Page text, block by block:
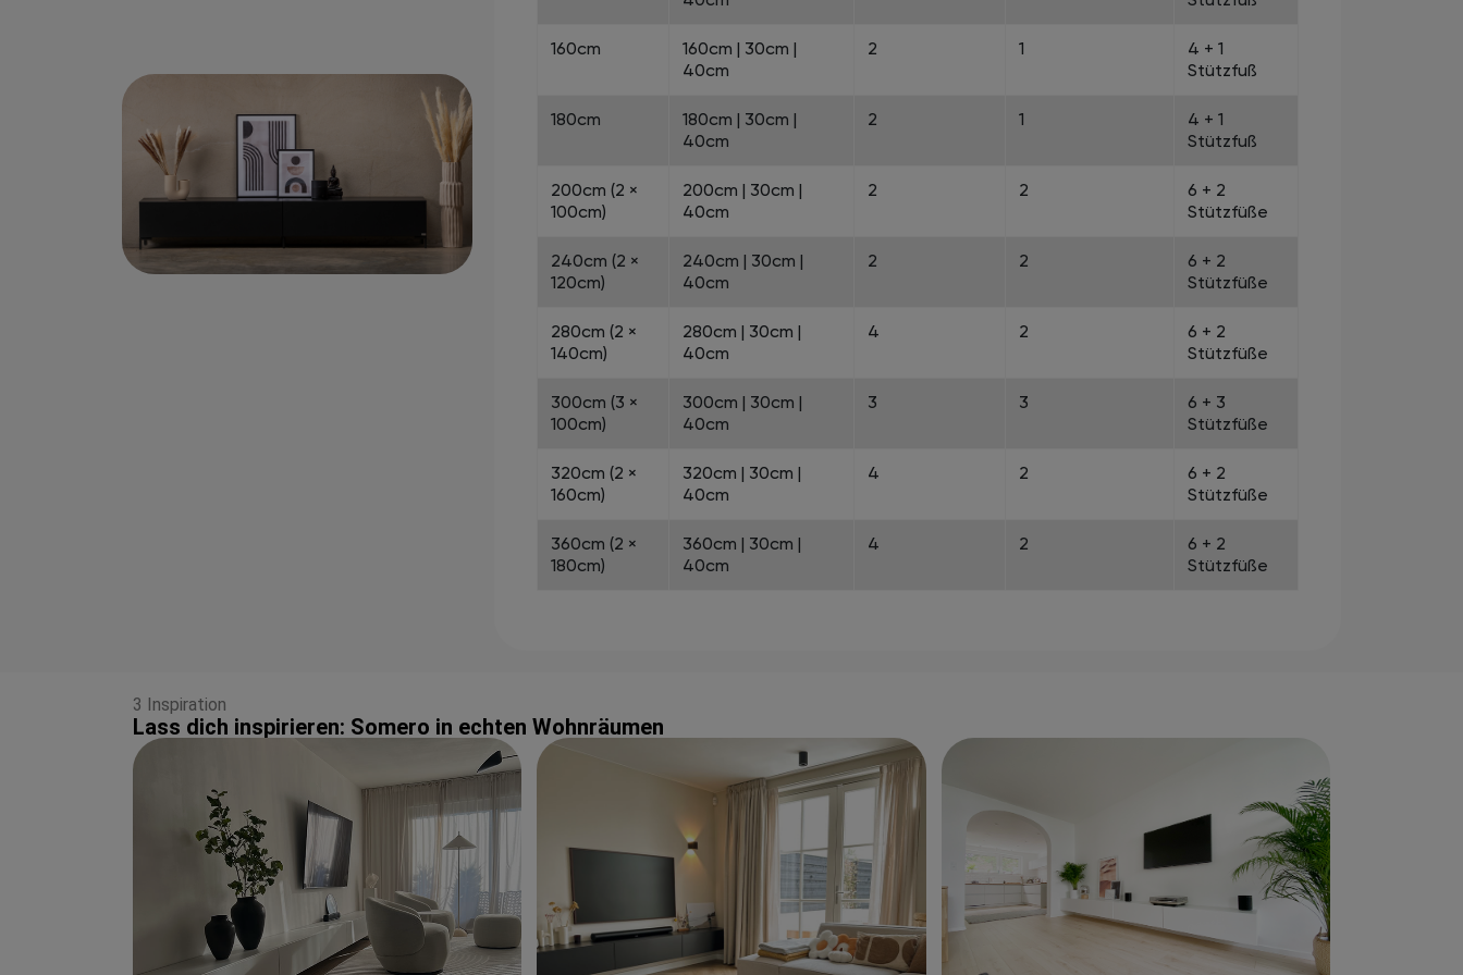
160cm
160cm | 30cm |
40cm
2 1
4 + 1
Stützfuß
180cm
180cm | 30cm |
40cm
2 1
4 + 1
Stützfuß
200cm (2 ×
100cm)
200cm | 30cm |
40cm
2 2
6 + 2
Stützfüße
240cm (2 ×
120cm)
240cm | 30cm |
40cm
2 2
6 + 2
Stützfüße
280cm (2 ×
140cm)
280cm | 30cm |
40cm
4 2
6 + 2
Stützfüße
300cm (3 ×
100cm)
300cm | 30cm |
40cm
3 3
6 + 3
Stützfüße
320cm (2 ×
160cm)
320cm | 30cm |
40cm
4 2
6 + 2
Stützfüße
360cm (2 ×
180cm)
360cm | 30cm |
40cm
4 2
6 + 2
Stützfüße
3 Inspiration
Lass dich inspirieren: Somero in echten Wohnräumen